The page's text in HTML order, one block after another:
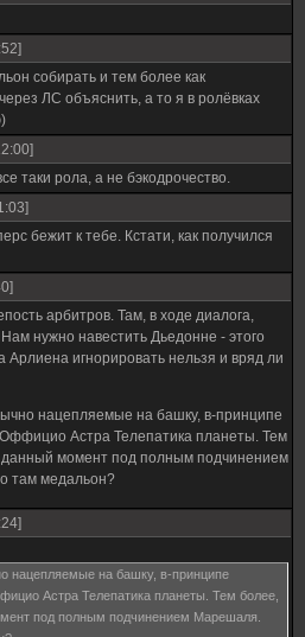
собирать и тем более как
ЛС объяснить, а то я в ролёвках
таки рола, а не бэкодрочество.
бежит к тебе. Кстати, как получился
арбитров. Там, в ходе диалога,
нужно навестить Дьедонне - этого
игнорировать нельзя и вряд ли
нацепляемые на башку, в-принципе
Астра Телепатика планеты. Тем
данный момент под полным подчинением
там медальон?
нацепляемые на башку, в-принципе
Астра Телепатика планеты. Тем более,
под полным подчинением Марешаля.